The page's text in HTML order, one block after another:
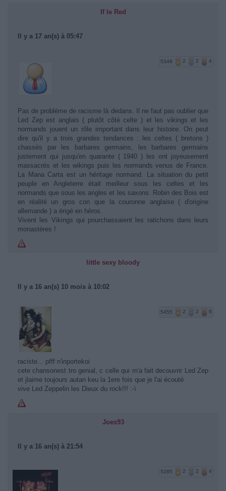
If le Red
Il y a 17 an(s) à 05:47
5348 2 2 4
Pas de problème de racisme là dedans. Il ne faut pas oublier que
Led Zep est anglais ( plutôt côté celte ) et les vikings et les
normands jouent un rôle important dans leur histoire. On peut
dire qu'il y a trois grandes tendances : les celtes ( bretons )
chassés par les barbares germains, les barbares germains
justement qui jusqu'en quarante ( 1940 ) les ont joyeusement
massacrés et les wikings puis les normands venus de France.
La Mana Carta est un héritage normand. La situation du petit
peuple en Angleterre était meilleur sous les celtes et les
normands que sous les angles et les saxons. Robin des Bois est
en réalité un gros con que la couronne anglaise ( d'origine
allemande ) a érigé en héros.
Vivent les Vikings qui pourchassaient les ratichons dans leurs
monastères !
little sexy bloody
Il y a 16 an(s) 10 mois à 10:02
5455 2 2 6
raciste... pfff n'inportekoi
cete chansonest tro genial, c celle qui m'a fait decouvrir Led Zep
et jlaime toujours autan keu la 1ere fois que je l'ai écouté
vive Led Zeppelin les Dieux du rock!!! :-\
Joes93
Il y a 16 an(s) à 21:54
5285 2 2 4